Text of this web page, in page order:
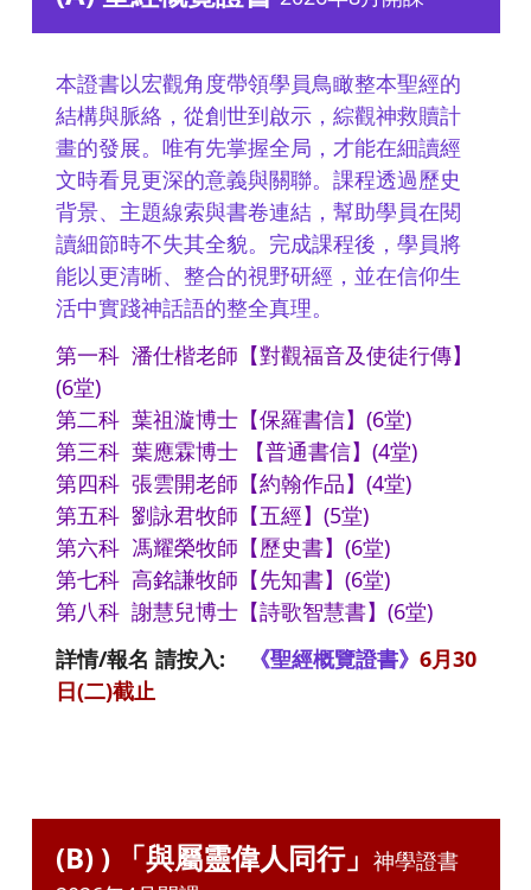
本證書以宏觀角度帶領學員鳥瞰整本聖經的
結構與脈絡，從創世到啟示，綜觀神救贖計
畫的發展。唯有先掌握全局，才能在細讀經
文時看見更深的意義與關聯。課程透過歷史
背景、主題線索與書卷連結，幫助學員在閱
讀細節時不失其全貌。完成課程後，學員將
能以更清晰、整合的視野研經，並在信仰生
活中實踐神話語的整全真理。
第一科 潘仕楷老師【對觀福音及使徒行傳】
(6堂)
第二科 葉祖漩博士【保羅書信】(6堂)
第三科 葉應霖博士 【普通書信】(4堂)
第四科 張雲開老師【約翰作品】(4堂)
第五科 劉詠君牧師【五經】(5堂)
第六科 馮耀榮牧師【歷史書】(6堂)
第七科 高銘謙牧師【先知書】(6堂)
第八科 謝慧兒博士【詩歌智慧書】(6堂)
詳情/報名 請按入:
《聖經概覽證書》 6月30
日(二)截止
(B) ) 「與屬靈偉人同行」 神學證書